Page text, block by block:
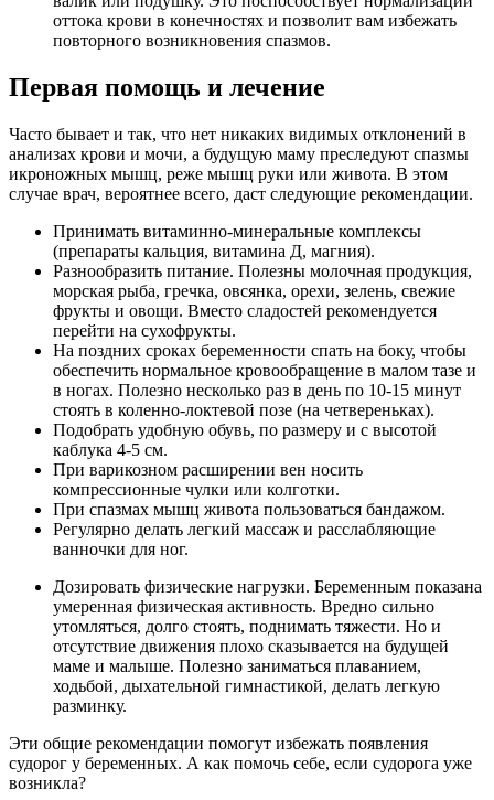
оттока крови в конечностях и позволит вам избежать
повторного возникновения спазмов.
Первая помощь и лечение
Часто бывает и так, что нет никаких видимых отклонений в
анализах крови и мочи, а будущую маму преследуют спазмы
икроножных мышц, реже мышц руки или живота. В этом
случае врач, вероятнее всего, даст следующие рекомендации.
Принимать витаминно-минеральные комплексы
(препараты кальция, витамина Д, магния).
Разнообразить питание. Полезны молочная продукция,
морская рыба, гречка, овсянка, орехи, зелень, свежие
фрукты и овощи. Вместо сладостей рекомендуется
перейти на сухофрукты.
На поздних сроках беременности спать на боку, чтобы
обеспечить нормальное кровообращение в малом тазе и
в ногах. Полезно несколько раз в день по 10-15 минут
стоять в коленно-локтевой позе (на четвереньках).
Подобрать удобную обувь, по размеру и с высотой
каблука 4-5 см.
При варикозном расширении вен носить
компрессионные чулки или колготки.
При спазмах мышц живота пользоваться бандажом.
Регулярно делать легкий массаж и расслабляющие
ванночки для ног.
Дозировать физические нагрузки. Беременным показана
умеренная физическая активность. Вредно сильно
утомляться, долго стоять, поднимать тяжести. Но и
отсутствие движения плохо сказывается на будущей
маме и малыше. Полезно заниматься плаванием,
ходьбой, дыхательной гимнастикой, делать легкую
разминку.
Эти общие рекомендации помогут избежать появления
судорог у беременных. А как помочь себе, если судорога уже
возникла?